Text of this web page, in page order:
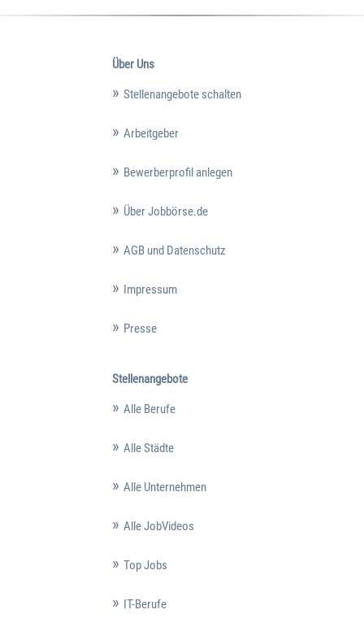
Über Uns
Stellenangebote schalten
Arbeitgeber
Bewerberprofil anlegen
Über Jobbörse.de
AGB und Datenschutz
Impressum
Presse
Stellenangebote
Alle Berufe
Alle Städte
Alle Unternehmen
Alle JobVideos
Top Jobs
IT-Berufe